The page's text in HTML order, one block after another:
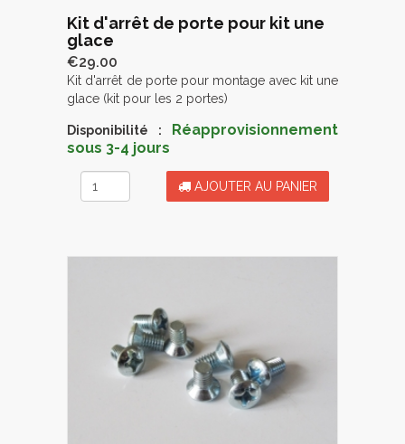
Kit d'arrêt de porte pour kit une
glace
€29.00
Kit d'arrêt de porte pour montage avec kit une
glace (kit pour les 2 portes)
Disponibilité :
Réapprovisionnement
sous 3-4 jours
AJOUTER AU PANIER